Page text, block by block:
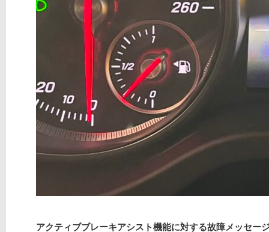
アクティブブレーキアシスト機能に対する故障メッセー